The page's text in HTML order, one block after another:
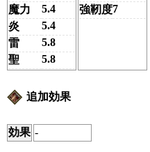
魔力
5.4
炎
5.4
雷
5.8
聖
5.8
強靭度7
追加効果
効果 -